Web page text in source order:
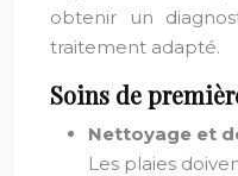
obtenir un
traitement adapté.
Soins de
Nettoyage et
Les plaies